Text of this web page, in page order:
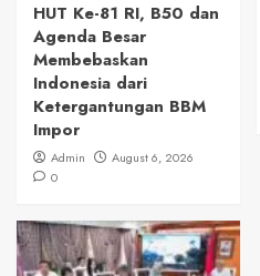
HUT Ke-81 RI, B50 dan
Agenda Besar
Membebaskan
Indonesia dari
Ketergantungan BBM
Impor
Admin
August 6, 2026
0